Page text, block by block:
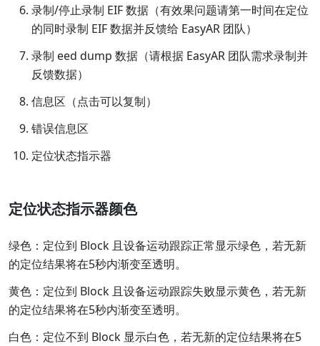
录制/停止录制 EIF 数据（有效果问题请第一时间在定位
的同时录制 EIF 数据并反馈给 EasyAR 团队）
录制 eed dump 数据（请根据 EasyAR 团队需求录制并
反馈数据）
信息区（点击可以复制）
错误信息区
定位状态指示器
定位状态指示器颜色
绿色：定位到 Block 且设备运动跟踪正常显示绿色，若无新
的定位结果将在5秒内渐变至透明。
黄色：定位到 Block 且设备运动跟踪失败显示黄色，若无新
的定位结果将在5秒内渐变至透明。
白色：定位不到 Block 显示白色，若无新的定位结果将在5